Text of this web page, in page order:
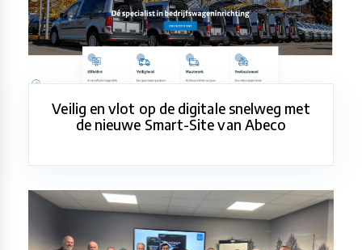
Veilig en vlot op de digitale snelweg met
de nieuwe Smart-Site van Abeco